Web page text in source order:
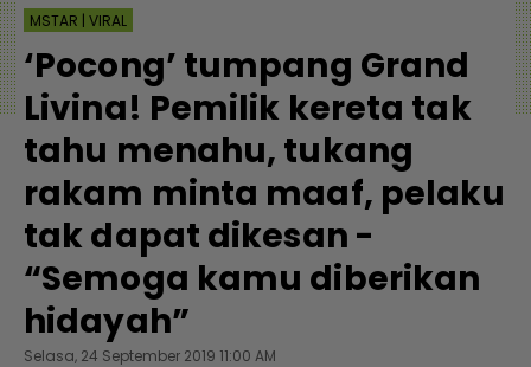
MSTAR | VIRAL
‘Pocong’ tumpang Grand
Livina! Pemilik kereta tak
tahu menahu, tukang
rakam minta maaf, pelaku
tak dapat dikesan -
“Semoga kamu diberikan
hidayah”
Selasa, 24 September 2019 11:00 AM